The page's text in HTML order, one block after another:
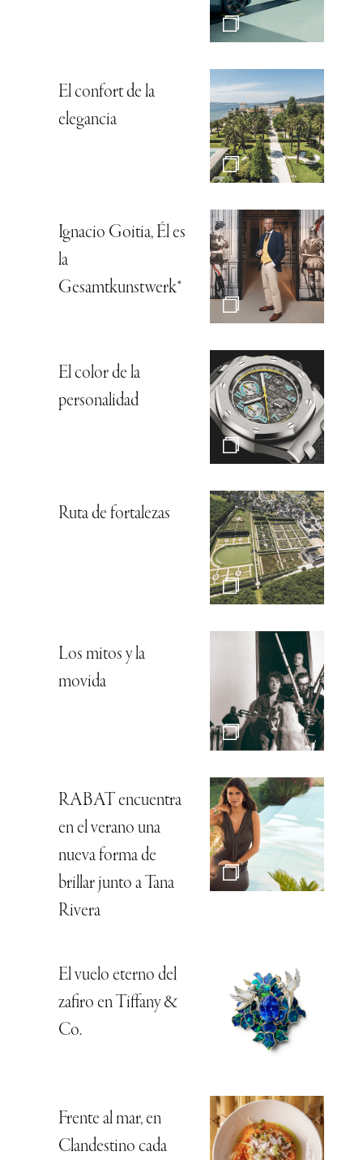
El confort de la
elegancia
Ignacio Goitia, Él es
la
Gesamtkunstwerk*
El color de la
personalidad
Ruta de fortalezas
Los mitos y la
movida
RABAT encuentra
en el verano una
nueva forma de
brillar junto a Tana
Rivera
El vuelo eterno del
zafiro en Tiffany &
Co.
Frente al mar, en
Clandestino cada